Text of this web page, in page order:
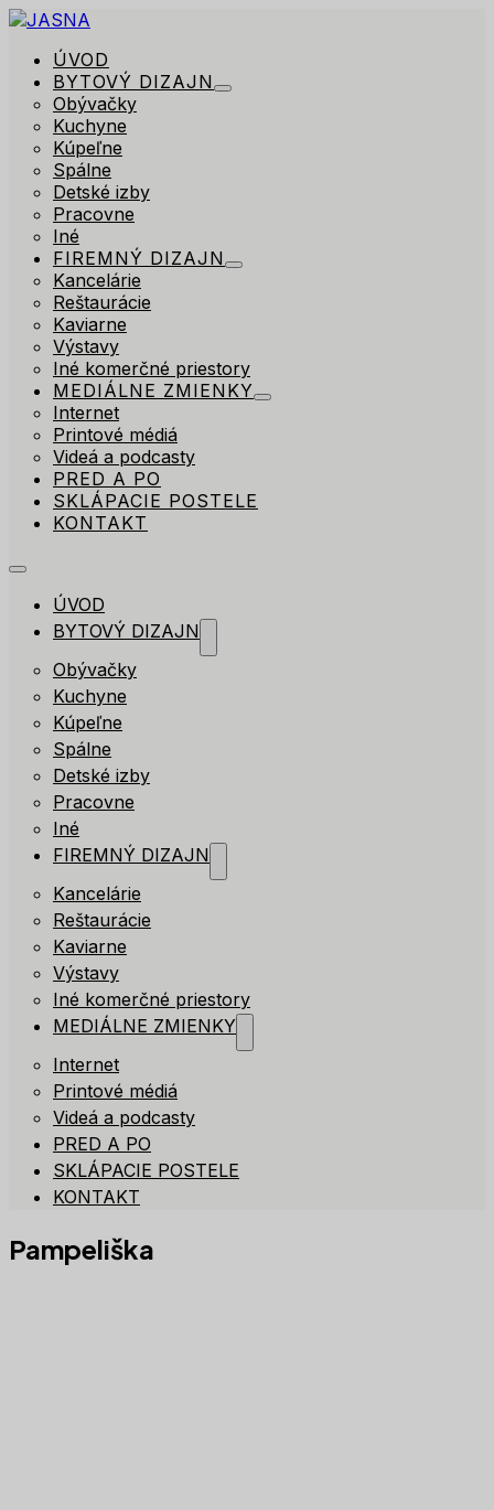
ÚVOD
BYTOVÝ DIZAJN
Obývačky
Kuchyne
Kúpeľne
Spálne
Detské izby
Pracovne
Iné
FIREMNÝ DIZAJN
Kancelárie
Reštaurácie
Kaviarne
Výstavy
Iné komerčné priestory
MEDIÁLNE ZMIENKY
Internet
Printové médiá
Videá a podcasty
PRED A PO
SKLÁPACIE POSTELE
KONTAKT
ÚVOD
BYTOVÝ DIZAJN
Obývačky
Kuchyne
Kúpeľne
Spálne
Detské izby
Pracovne
Iné
FIREMNÝ DIZAJN
Kancelárie
Reštaurácie
Kaviarne
Výstavy
Iné komerčné priestory
MEDIÁLNE ZMIENKY
Internet
Printové médiá
Videá a podcasty
PRED A PO
SKLÁPACIE POSTELE
KONTAKT
Pampeliška